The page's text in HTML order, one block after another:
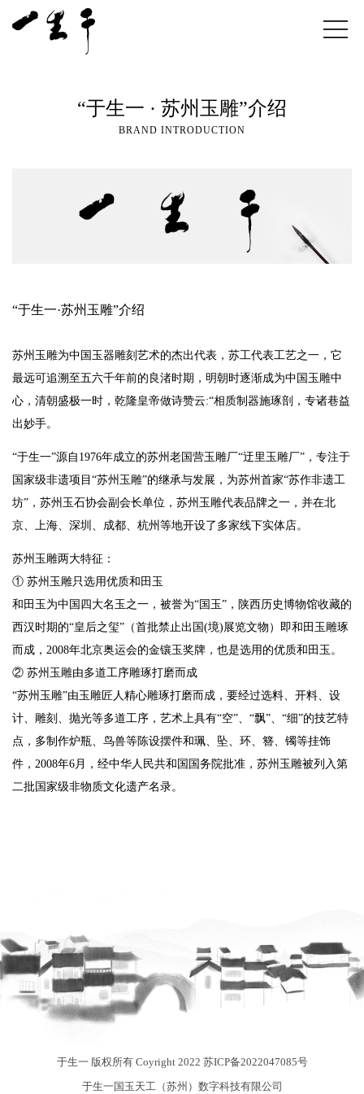
“于生一 · 苏州玉雕”介绍
BRAND INTRODUCTION
“于生一·苏州玉雕”介绍
苏州玉雕为中国玉器雕刻艺术的杰出代表，苏工代表工艺之一，它
最远可追溯至五六千年前的良渚时期，明朝时逐渐成为中国玉雕中
心，清朝盛极一时，乾隆皇帝做诗赞云:“相质制器施琢剖，专诸巷益
出妙手。
“于生一”源自1976年成立的苏州老国营玉雕厂“迂里玉雕厂”，专注于
国家级非遗项目“苏州玉雕”的继承与发展，为苏州首家“苏作非遗工
坊”，苏州玉石协会副会长单位，苏州玉雕代表品牌之一，并在北
京、上海、深圳、成都、杭州等地开设了多家线下实体店。
苏州玉雕两大特征：
① 苏州玉雕只选用优质和田玉
和田玉为中国四大名玉之一，被誉为“国玉”，陕西历史博物馆收藏的
西汉时期的“皇后之玺”（首批禁止出国(境)展览文物）即和田玉雕琢
而成，2008年北京奥运会的金镶玉奖牌，也是选用的优质和田玉。
② 苏州玉雕由多道工序雕琢打磨而成
“苏州玉雕”由玉雕匠人精心雕琢打磨而成，要经过选料、开料、设
计、雕刻、抛光等多道工序，艺术上具有“空”、“飘”、“细”的技艺特
点，多制作炉瓶、鸟兽等陈设摆件和珮、坠、环、簪、镯等挂饰
件，2008年6月，经中华人民共和国国务院批准，苏州玉雕被列入第
二批国家级非物质文化遗产名录。
于生一 版权所有 Coyright 2022 苏ICP备2022047085号
于生一国玉天工（苏州）数字科技有限公司